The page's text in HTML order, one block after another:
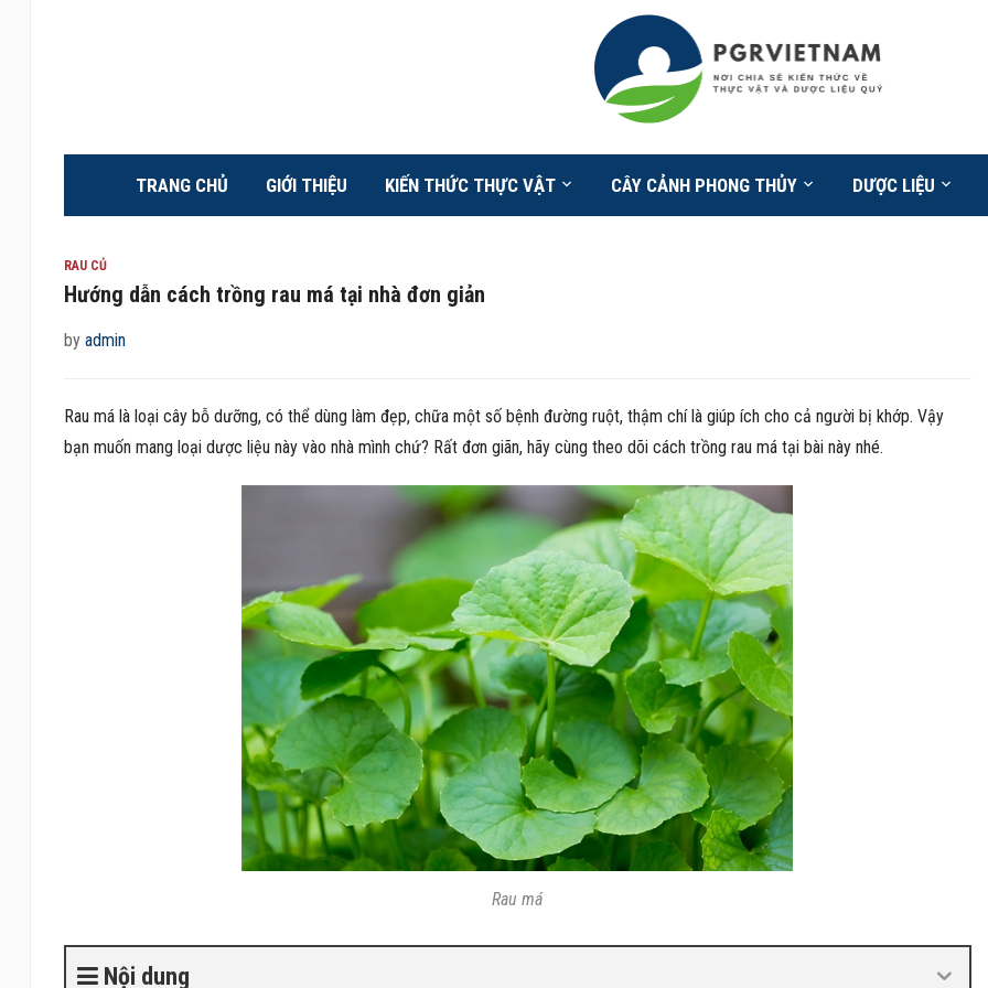
TRANG CHỦ GIỚI THIỆU KIẾN THỨC THỰC VẬT CÂY CẢNH PHONG THỦY DƯỢC LIỆU
RAU CỦ
Hướng dẫn cách trồng rau má tại nhà đơn giản
by admin
Rau má là loại cây bỗ dưỡng, có thể dùng làm đẹp, chữa một số bệnh đường ruột, thậm chí là giúp ích cho cả người bị khớp. Vậy
bạn muốn mang loại dược liệu này vào nhà mình chứ? Rất đơn giãn, hãy cùng theo dõi cách trồng rau má tại bài này nhé.
Rau má
Nội dung